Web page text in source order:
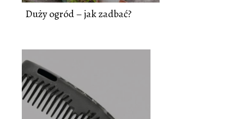
Duży ogród – jak zadbać?